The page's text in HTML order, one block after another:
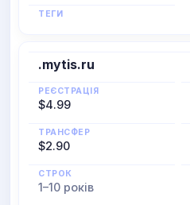
ТЕГИ
.mytis.ru
РЕЄСТРАЦІЯ
$4.99
ТРАНСФЕР
$2.90
СТРОК
1–10 років